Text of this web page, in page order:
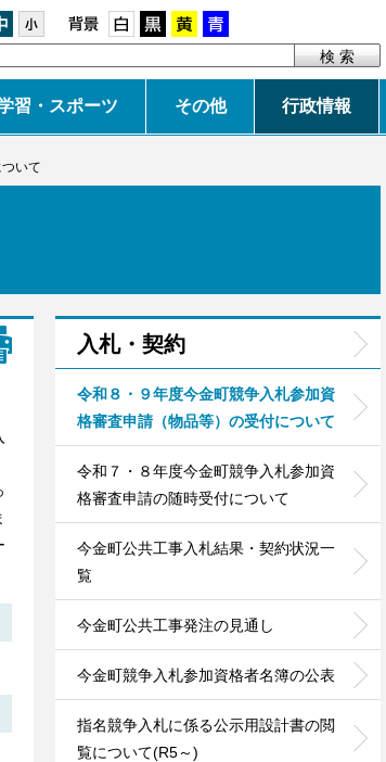
中 白 黒 黄
習・スポーツ その他 行政情報
いて
入札・契約
令和８・９年度今金町競争入札参加資
格審査申請（物品等）の受付について
令和７・８年度今金町競争入札参加資
格審査申請の随時受付について
今金町公共工事入札結果・契約状況一
覧
今金町公共工事発注の見通し
今金町競争入札参加資格者名簿の公表
指名競争入札に係る公示用設計書の閲
覧について(R5～)